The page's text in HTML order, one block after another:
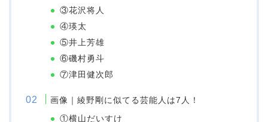
③花沢将人
④瑛太
⑤井上芳雄
⑥磯村勇斗
⑦津田健次郎
画像｜綾野剛に似てる芸能人は7人！
①横山だいすけ